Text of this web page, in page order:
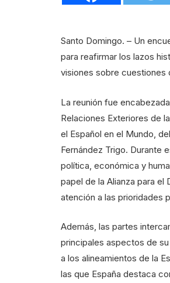
Santo Domingo. – Un
para reafirmar los lazos
visiones sobre cuestiones
La reunión fue
Relaciones Exteriores de
el Español en el Mundo,
Fernández Trigo. Durante
política, económica y
papel de la Alianza para
atención a las prioridades
Además, las partes
principales aspectos de
a los alineamientos de la
las que España destaca